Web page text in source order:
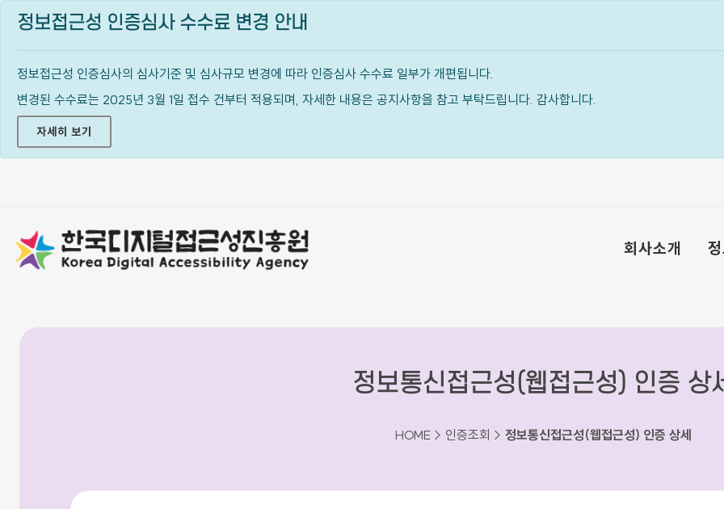
정보접근성 인증심사 수수료 변경 안내
정보접근성 인증심사의 심사기준 및 심사규모 변경에 따라 인증심사 수수료 일부가 개편됩니다.
변경된 수수료는 2025년 3월 1일 접수 건부터 적용되며, 자세한 내용은 공지사항을 참고 부탁드립니다. 감사합니다.
자세히 보기
회사소개
정보통신접근성(웹접근성) 인증 상
HOME > 인증조회 > 정보통신접근성(웹접근성) 인증 상세